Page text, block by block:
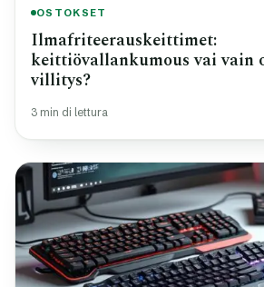
OSTOKSET
Ilmafriteerauskeittimet:
keittiövallankumous vai vain
villitys?
3 min di lettura